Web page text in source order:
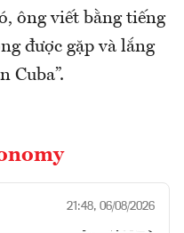
ông viết bằng tiếng
được gặp và lắng
Cuba”.
21:48, 06/08/2026